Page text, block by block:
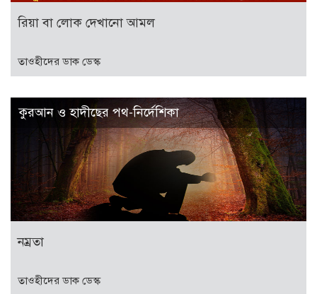
রিয়া বা লোক দেখানো আমল
তাওহীদের ডাক ডেস্ক
কুরআন ও হাদীছের পথ-নির্দেশিকা
নম্রতা
তাওহীদের ডাক ডেস্ক